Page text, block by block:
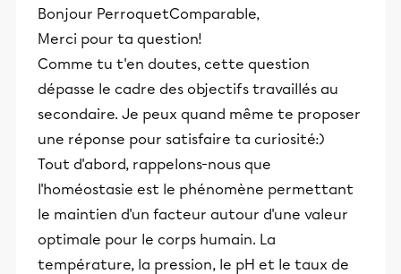
Bonjour PerroquetComparable,
Merci pour ta question!
Comme tu t'en doutes, cette question
dépasse le cadre des objectifs travaillés au
secondaire. Je peux quand même te proposer
une réponse pour satisfaire ta curiosité:)
Tout d'abord, rappelons-nous que
l'homéostasie est le phénomène permettant
le maintien d'un facteur autour d'une valeur
optimale pour le corps humain. La
température, la pression, le pH et le taux de